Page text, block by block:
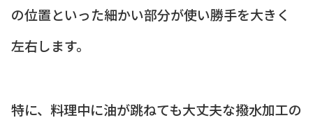
の位置といった細かい部分が使い勝手を大きく
左右します。
特に、料理中に油が跳ねても大丈夫な撥水加工の